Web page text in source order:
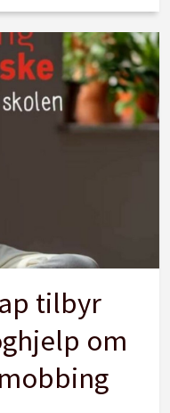
tilbyr
om